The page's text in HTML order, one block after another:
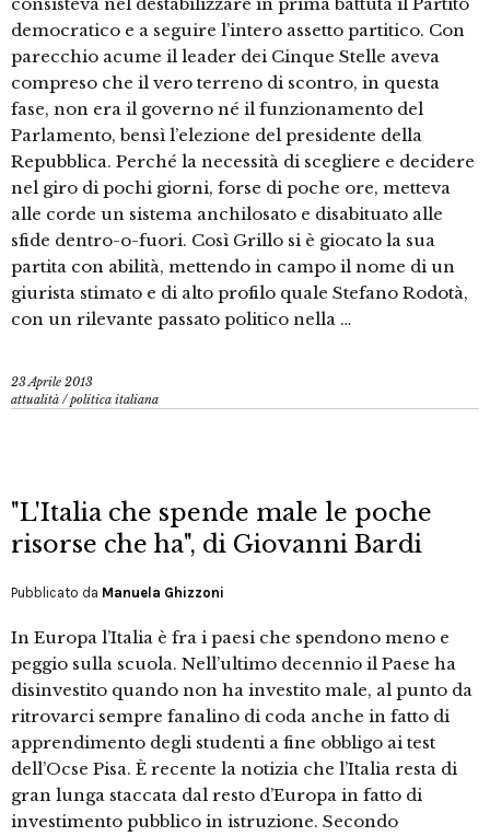
consisteva nel destabilizzare in prima battuta il Partito
democratico e a seguire l’intero assetto partitico. Con
parecchio acume il leader dei Cinque Stelle aveva
compreso che il vero terreno di scontro, in questa
fase, non era il governo né il funzionamento del
Parlamento, bensì l’elezione del presidente della
Repubblica. Perché la necessità di scegliere e decidere
nel giro di pochi giorni, forse di poche ore, metteva
alle corde un sistema anchilosato e disabituato alle
sfide dentro-o-fuori. Così Grillo si è giocato la sua
partita con abilità, mettendo in campo il nome di un
giurista stimato e di alto profilo quale Stefano Rodotà,
con un rilevante passato politico nella …
23 Aprile 2013
attualità /politica italiana
"L'Italia che spende male le poche
risorse che ha", di Giovanni Bardi
Pubblicato da Manuela Ghizzoni
In Europa l’Italia è fra i paesi che spendono meno e
peggio sulla scuola. Nell’ultimo decennio il Paese ha
disinvestito quando non ha investito male, al punto da
ritrovarci sempre fanalino di coda anche in fatto di
apprendimento degli studenti a fine obbligo ai test
dell’Ocse Pisa. È recente la notizia che l’Italia resta di
gran lunga staccata dal resto d’Europa in fatto di
investimento pubblico in istruzione. Secondo